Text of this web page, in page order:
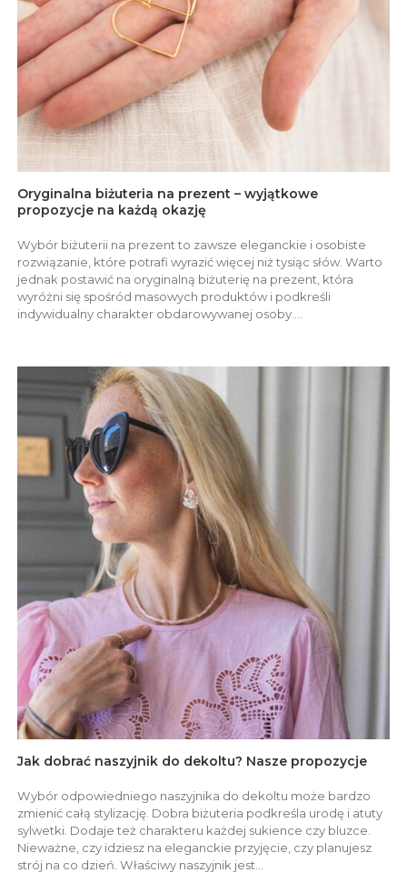
Oryginalna biżuteria na prezent – wyjątkowe
propozycje na każdą okazję
Wybór biżuterii na prezent to zawsze eleganckie i osobiste
rozwiązanie, które potrafi wyrazić więcej niż tysiąc słów. Warto
jednak postawić na oryginalną biżuterię na prezent, która
wyróżni się spośród masowych produktów i podkreśli
indywidualny charakter obdarowywanej osoby....
Jak dobrać naszyjnik do dekoltu? Nasze propozycje
Wybór odpowiedniego naszyjnika do dekoltu może bardzo
zmienić całą stylizację. Dobra biżuteria podkreśla urodę i atuty
sylwetki. Dodaje też charakteru każdej sukience czy bluzce.
Nieważne, czy idziesz na eleganckie przyjęcie, czy planujesz
strój na co dzień. Właściwy naszyjnik jest...